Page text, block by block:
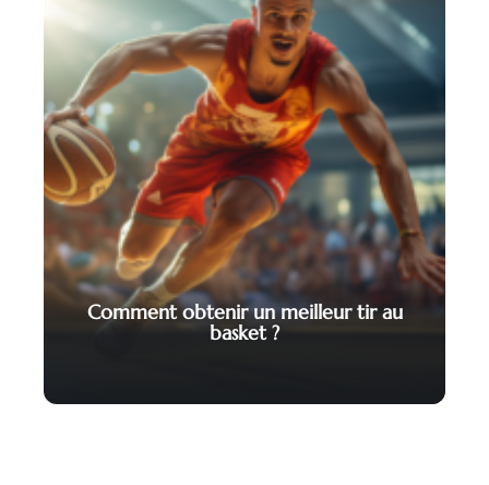
Comment obtenir un meilleur tir au
basket ?